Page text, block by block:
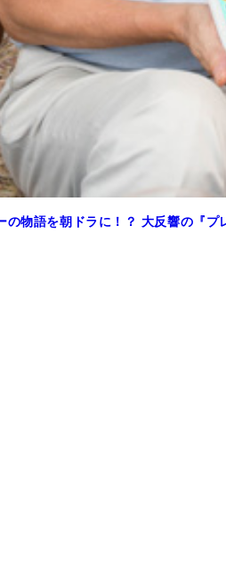
の物語を朝ドラに！？ 大反響の『